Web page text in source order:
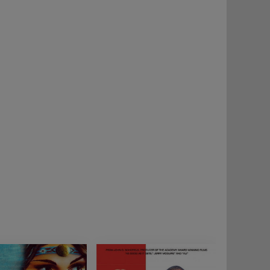
(1989), "Verdorbenes Blut" (1993), "Die
"
2004), "Forget About It" (2006), "Welcome to